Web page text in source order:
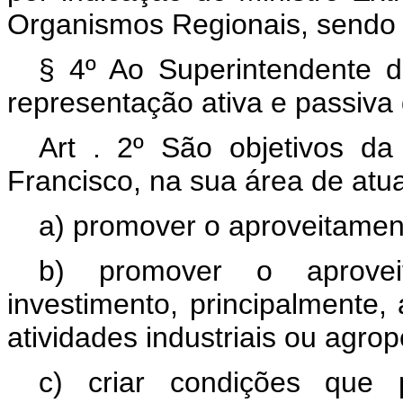
Organismos Regionais,
§ 4º Ao Superintendente
representação ativa e
Art . 2º São objetivos da
Francisco, na sua área de
a) promover o
b) promover o
investimento,
atividades industriais ou
c) criar condições que